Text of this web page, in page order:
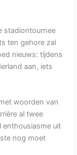
stadiontournee
ten gehore zal
nieuws: tijdens
aan, iets
woorden van
al twee
enthousiasme uit
nog moet